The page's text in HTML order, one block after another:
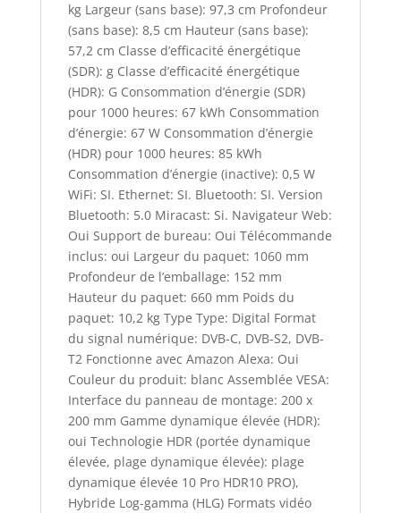
kg Largeur (sans base): 97,3 cm Profondeur
(sans base): 8,5 cm Hauteur (sans base):
57,2 cm Classe d’efficacité énergétique
(SDR): g Classe d’efficacité énergétique
(HDR): G Consommation d’énergie (SDR)
pour 1000 heures: 67 kWh Consommation
d’énergie: 67 W Consommation d’énergie
(HDR) pour 1000 heures: 85 kWh
Consommation d’énergie (inactive): 0,5 W
WiFi: SI. Ethernet: SI. Bluetooth: SI. Version
Bluetooth: 5.0 Miracast: Si. Navigateur Web:
Oui Support de bureau: Oui Télécommande
inclus: oui Largeur du paquet: 1060 mm
Profondeur de l’emballage: 152 mm
Hauteur du paquet: 660 mm Poids du
paquet: 10,2 kg Type Type: Digital Format
du signal numérique: DVB-C, DVB-S2, DVB-
T2 Fonctionne avec Amazon Alexa: Oui
Couleur du produit: blanc Assemblée VESA:
Interface du panneau de montage: 200 x
200 mm Gamme dynamique élevée (HDR):
oui Technologie HDR (portée dynamique
élevée, plage dynamique élevée): plage
dynamique élevée 10 Pro HDR10 PRO),
Hybride Log-gamma (HLG) Formats vidéo